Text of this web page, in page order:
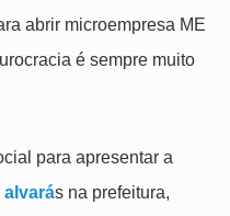
abrir microempresa ME
é sempre muito
para apresentar a
alvarás na prefeitura,